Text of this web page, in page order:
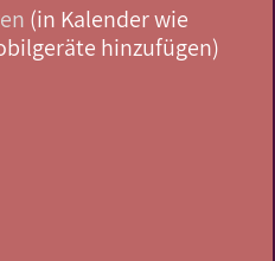
(in Kalender wie
hinzufügen)